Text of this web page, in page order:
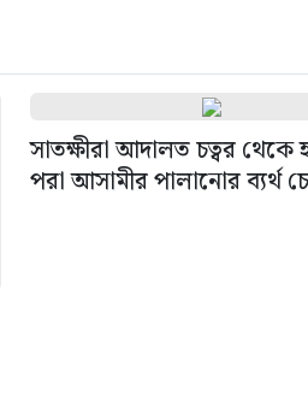
সাতক্ষীরা আদালত চত্বর থেকে
পরা আসামীর পালানোর ব্যর্থ